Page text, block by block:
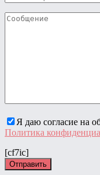
Я даю согласие на
Политика
[cf7ic]